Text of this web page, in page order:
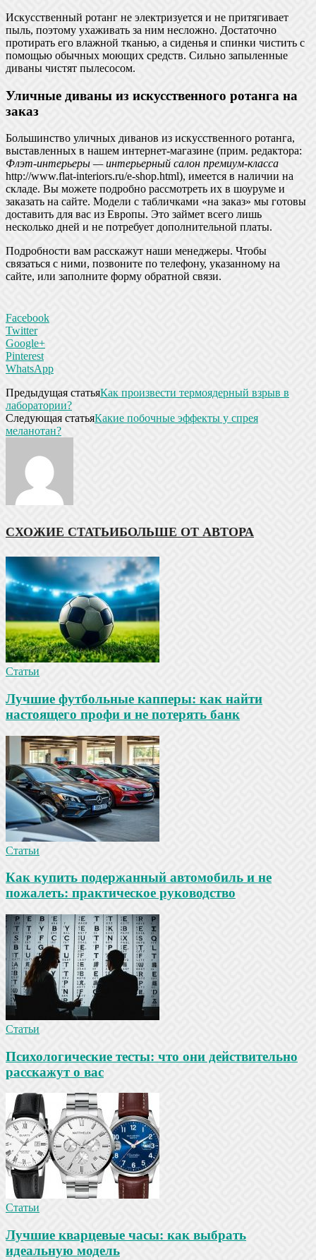
Искусственный ротанг не электризуется и не притягивает
пыль, поэтому ухаживать за ним несложно. Достаточно
протирать его влажной тканью, а сиденья и спинки чистить с
помощью обычных моющих средств. Сильно запыленные
диваны чистят пылесосом.
Уличные диваны из искусственного ротанга на
заказ
Большинство уличных диванов из искусственного ротанга,
выставленных в нашем интернет-магазине (прим. редактора:
Флэт-интерьеры — интерьерный салон премиум-класса
http://www.flat-interiors.ru/e-shop.html), имеется в наличии на
складе. Вы можете подробно рассмотреть их в шоуруме и
заказать на сайте. Модели с табличками «на заказ» мы готовы
доставить для вас из Европы. Это займет всего лишь
несколько дней и не потребует дополнительной платы.
Подробности вам расскажут наши менеджеры. Чтобы
связаться с ними, позвоните по телефону, указанному на
сайте, или заполните форму обратной связи.
Facebook
Twitter
Google+
Pinterest
WhatsApp
Предыдущая статьяКак произвести термоядерный взрыв в
лаборатории?
Следующая статьяКакие побочные эффекты у спрея
меланотан?
СХОЖИЕ СТАТЬИБОЛЬШЕ ОТ АВТОРА
Статьи
Лучшие футбольные капперы: как найти
настоящего профи и не потерять банк
Статьи
Как купить подержанный автомобиль и не
пожалеть: практическое руководство
Статьи
Психологические тесты: что они действительно
расскажут о вас
Статьи
Лучшие кварцевые часы: как выбрать
идеальную модель